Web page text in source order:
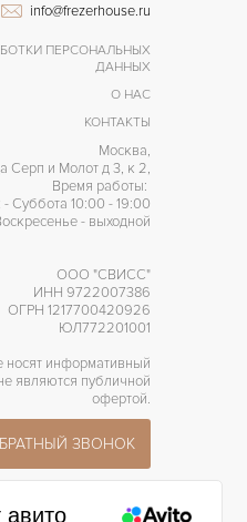
info@frezerhouse.ru
ПЕРСОНАЛЬНЫХ
ДАННЫХ
О НАС
КОНТАКТЫ
Москва,
Серп и Молот д 3, к 2,
Время работы:
Суббота 10:00 - 19:00
- выходной
ООО "СВИСС"
ИНН 9722007386
ОГРН 1217700420926
ЮЛ772201001
носят информативный
являются публичной
офертой.
ЗВОНОК
авито